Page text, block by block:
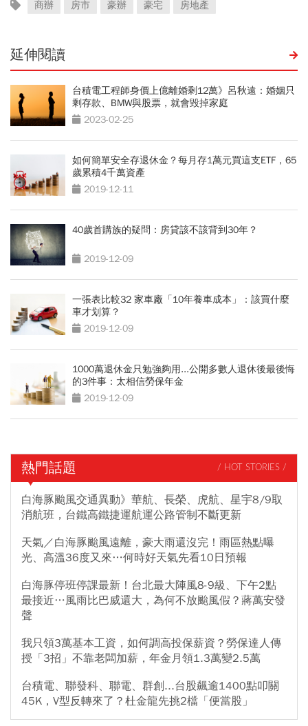
商辦 房市 豪辦 豪宅 房地產
延伸閱讀
台積電工程師身價上億離婚剩12萬》呂秋遠：婚姻只
剩存款、BMW與股票，就會毀掉家庭
2023-02-25
如何簡單安全存退休金？每月存1萬元買這支ETF，65
歲累積4千萬資產
2019-12-11
40歲首購族的疑問：房貸該不該背到30年？
2019-12-09
一張表比較32 家車廠「10年養車成本」：該買什麼
車才划算？
2019-12-09
1000萬退休金只勉強夠用...公開多數人退休後最後悔
的3件事：太相信勞保年金
2019-12-09
熱門話題 / HOT STORIES /
白海豚颱風交通異動》華航、長榮、虎航、星宇8/9取
消航班，台鐵高鐵捷運航運公路管制不斷更新
天氣／白海豚颱風遠離，豪大雨還沒完！雨區熱點曝
光、高溫36度又來…何時好天氣先看10日預報
白海豚停班停課最新！台北最大陣風8-9級、下午2點
最接近…風雨比巴威還大，為何不放颱風假？蔣萬安發
聲
我只領3萬基本工資，如何調高投保薪資？勞保達人傳
授「3招」不靠老闆加薪，年金月領1.3萬變2.5萬
台積電、聯發科、聯電、群創...台股飆逾1400點叩關
45K，V型反轉來了？杜金龍先挑2檔「便當股」